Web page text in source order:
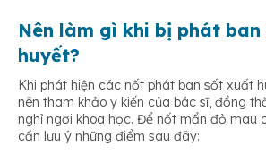
Nên làm gì khi bị phát
huyết?
Khi phát hiện các nốt phát ban sốt xuất
nên tham khảo y kiến của bác sĩ, đồng
nghỉ ngơi khoa học. Để nốt mẩn đỏ mau
cần lưu ý những điểm sau đây: